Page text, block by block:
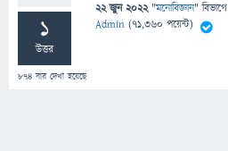
1
উত্তর
874 বার দেখা হয়েছে
22 জুন 2022 "মনোবিজ্ঞান" বিভাগে
Admin (71,360 পয়েন্ট)